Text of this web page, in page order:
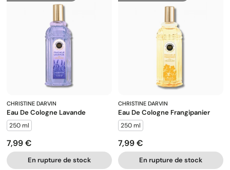
CHRISTINE DARVIN
Eau De Cologne Lavande
250 ml
Prix
7,99 €
En rupture de stock
CHRISTINE DARVIN
Eau De Cologne Frangipanier
250 ml
Prix
7,99 €
En rupture de stock